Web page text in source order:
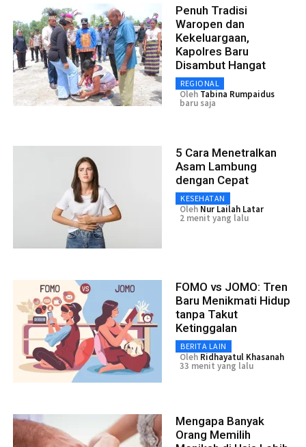
Penuh Tradisi
Waropen dan
Kekeluargaan,
Kapolres Baru
Disambut Hangat
REGIONAL
Oleh Tabina Rumpaidus
baru saja
5 Cara Menetralkan
Asam Lambung
dengan Cepat
KESEHATAN
Oleh Nur Lailah Latar
2 menit yang lalu
FOMO vs JOMO: Tren
Baru Menikmati Hidup
tanpa Takut
Ketinggalan
BERITA LAIN
Oleh Ridhayatul Khasanah
33 menit yang lalu
Mengapa Banyak
Orang Memilih